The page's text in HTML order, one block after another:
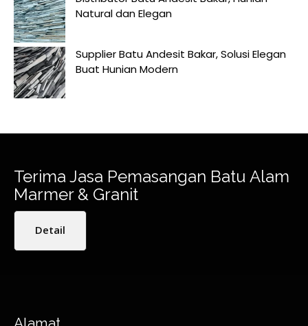
Natural dan Elegan
Supplier Batu Andesit Bakar, Solusi Elegan
Buat Hunian Modern
Terima Jasa Pemasangan Batu Alam
Marmer & Granit
Detail
Alamat